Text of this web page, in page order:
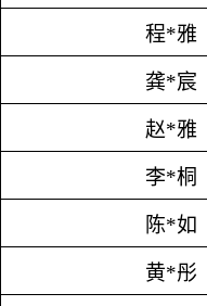
程*雅
龚*宸
赵*雅
李*桐
陈*如
黄*彤